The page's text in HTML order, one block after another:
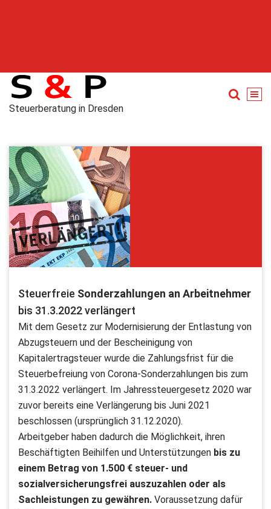
Steuerberatung in Dresden
Steuerfreie Sonderzahlungen an Arbeitnehmer
bis 31.3.2022 verlängert
Mit dem Gesetz zur Modernisierung der Entlastung von
Abzugsteuern und der Bescheinigung von
Kapitalertragsteuer wurde die Zahlungsfrist für die
Steuerbefreiung von Corona-Sonderzahlungen bis zum
31.3.2022 verlängert. Im Jahressteuergesetz 2020 war
zuvor bereits eine Verlängerung bis Juni 2021
beschlossen (ursprünglich 31.12.2020).
Arbeitgeber haben dadurch die Möglichkeit, ihren
Beschäftigten Beihilfen und Unterstützungen bis zu
einem Betrag von 1.500 € steuer- und
sozialversicherungsfrei auszuzahlen oder als
Sachleistungen zu gewähren. Voraussetzung dafür